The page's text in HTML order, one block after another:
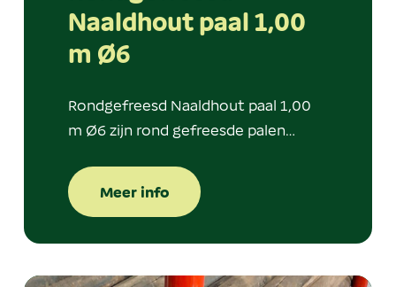
Naaldhout paal 1,00
m Ø6
Rondgefreesd Naaldhout paal 1,00
m Ø6 zijn rond gefreesde palen…
Meer info